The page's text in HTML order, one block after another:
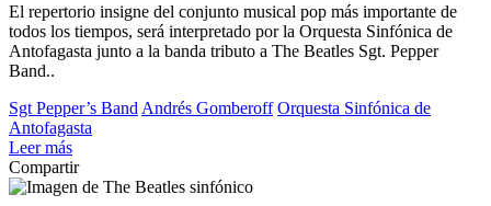
El repertorio insigne del conjunto musical pop más importante de
todos los tiempos, será interpretado por la Orquesta Sinfónica de
Antofagasta junto a la banda tributo a The Beatles Sgt. Pepper
Band..
Sgt Pepper’s Band Andrés Gomberoff Orquesta Sinfónica de
Antofagasta
Leer más
Compartir